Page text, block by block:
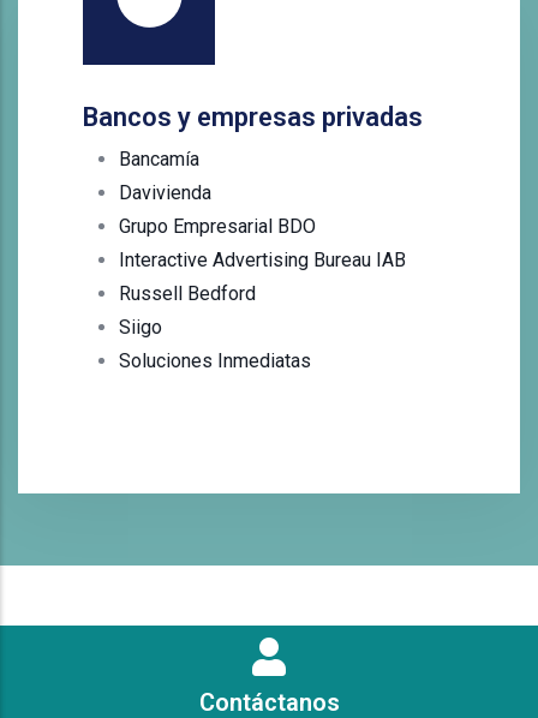
Bancos y empresas privadas
Bancamía
Davivienda
Grupo Empresarial BDO
Interactive Advertising Bureau IAB
Russell Bedford
Siigo
Soluciones Inmediatas
Contáctanos